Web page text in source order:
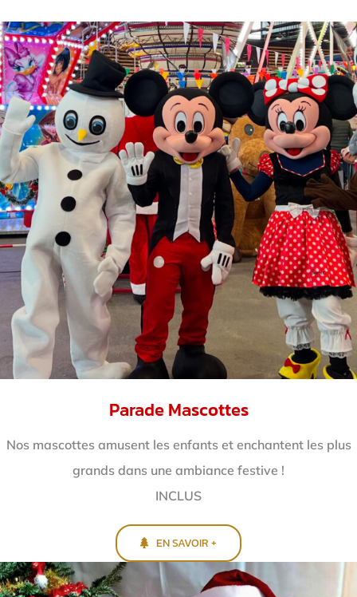
Parade Mascottes
Nos mascottes amusent les enfants et enchantent les plus
grands dans une ambiance festive !
INCLUS
EN SAVOIR +